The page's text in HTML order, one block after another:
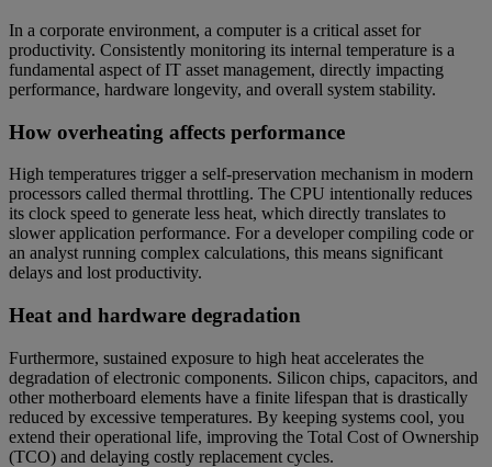
In a corporate environment, a computer is a critical asset for
productivity. Consistently monitoring its internal temperature is a
fundamental aspect of IT asset management, directly impacting
performance, hardware longevity, and overall system stability.
How overheating affects performance
High temperatures trigger a self-preservation mechanism in modern
processors called thermal throttling. The CPU intentionally reduces
its clock speed to generate less heat, which directly translates to
slower application performance. For a developer compiling code or
an analyst running complex calculations, this means significant
delays and lost productivity.
Heat and hardware degradation
Furthermore, sustained exposure to high heat accelerates the
degradation of electronic components. Silicon chips, capacitors, and
other motherboard elements have a finite lifespan that is drastically
reduced by excessive temperatures. By keeping systems cool, you
extend their operational life, improving the Total Cost of Ownership
(TCO) and delaying costly replacement cycles.